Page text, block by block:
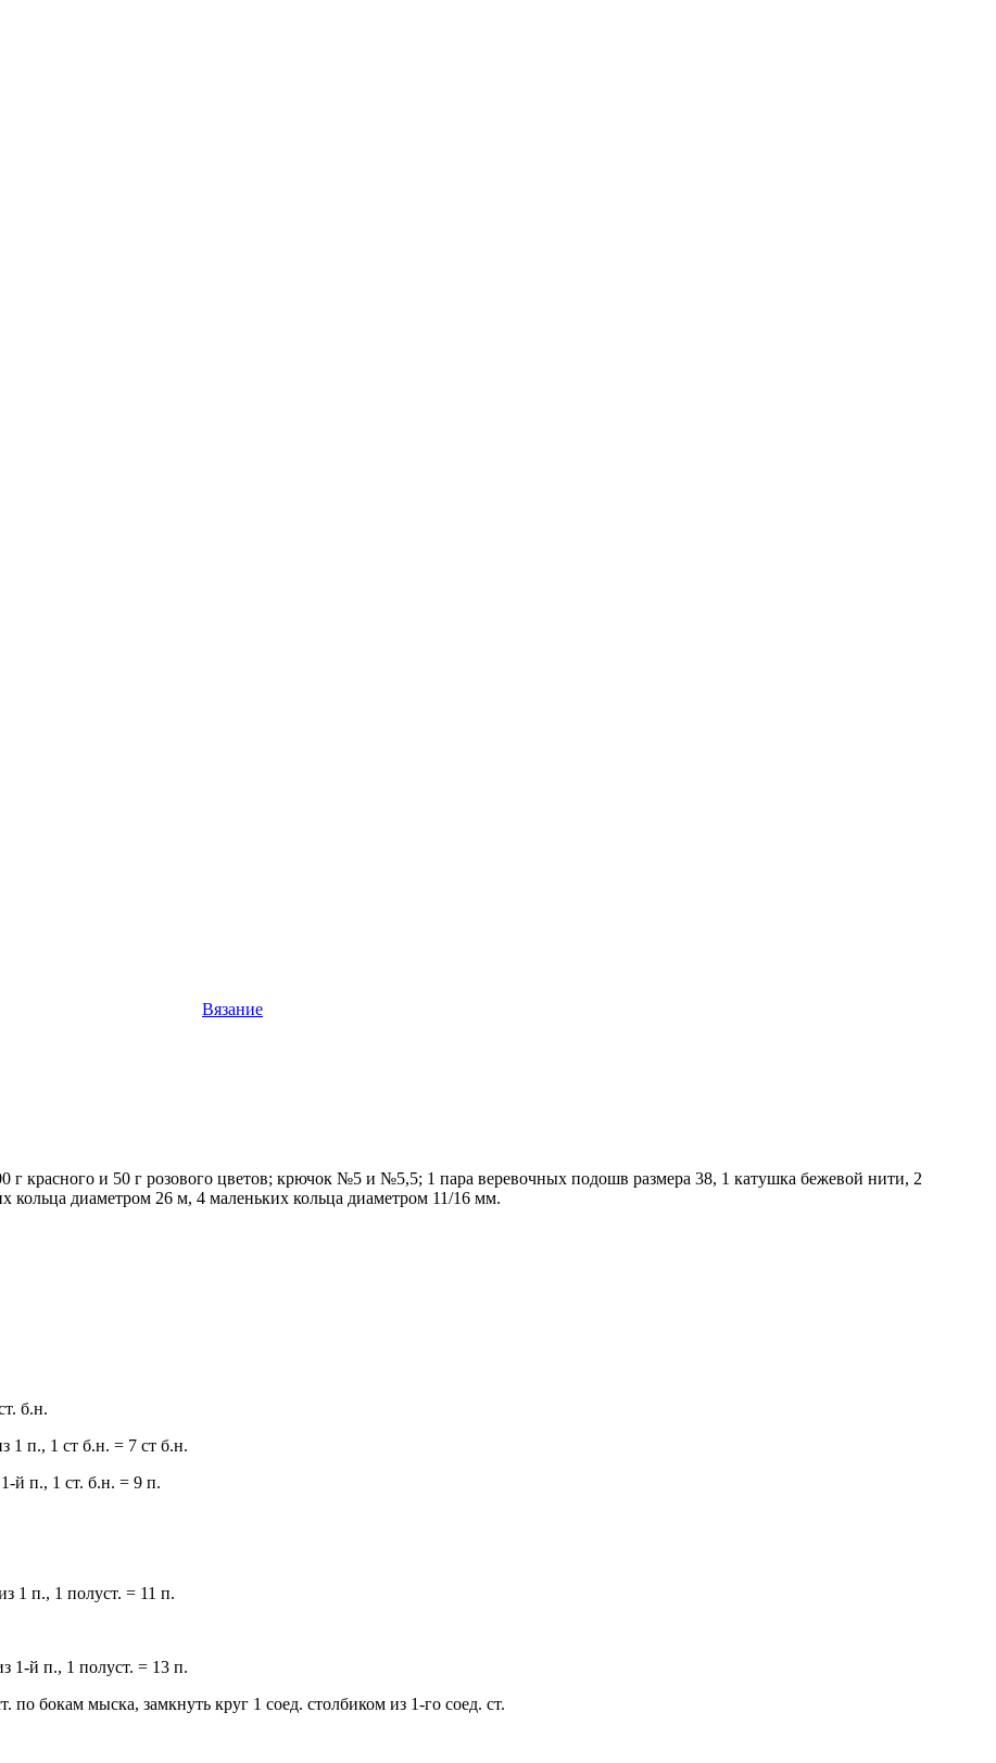
Вязание
г красного и 50 г розового цветов; крючок №5 и №5,5; 1 пара веревочных подошв размера 38, 1 катушка бежевой нити, 2
кольца диаметром 26 м, 4 маленьких кольца диаметром 11/16 мм.
б.н.
1 п., 1 ст б.н. = 7 ст б.н.
й п., 1 ст. б.н. = 9 п.
1 п., 1 полуст. = 11 п.
1-й п., 1 полуст. = 13 п.
по бокам мыска, замкнуть круг 1 соед. столбиком из 1-го соед. ст.